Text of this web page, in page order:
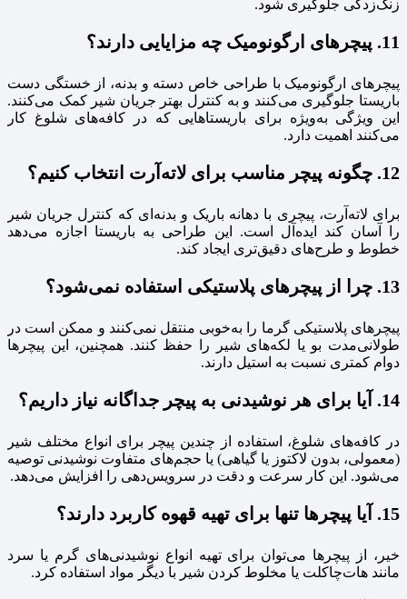
زنگ‌زدگی جلوگیری شود.
11. پیچرهای ارگونومیک چه مزایایی دارند؟
پیچرهای ارگونومیک با طراحی خاص دسته و بدنه، از خستگی دست
باریستا جلوگیری می‌کنند و به کنترل بهتر جریان شیر کمک می‌کنند.
این ویژگی به‌ویژه برای باریستاهایی که در کافه‌های شلوغ کار
می‌کنند اهمیت دارد.
12. چگونه پیچر مناسب برای لاته‌آرت انتخاب کنیم؟
برای لاته‌آرت، پیچری با دهانه باریک و بدنه‌ای که کنترل جریان شیر
را آسان کند ایده‌آل است. این طراحی به باریستا اجازه می‌دهد
خطوط و طرح‌های دقیق‌تری ایجاد کند.
13. چرا از پیچرهای پلاستیکی استفاده نمی‌شود؟
پیچرهای پلاستیکی گرما را به‌خوبی منتقل نمی‌کنند و ممکن است در
طولانی‌مدت بو یا لکه‌های شیر را حفظ کنند. همچنین، این پیچرها
دوام کمتری نسبت به استیل دارند.
14. آیا برای هر نوشیدنی به پیچر جداگانه نیاز داریم؟
در کافه‌های شلوغ، استفاده از چندین پیچر برای انواع مختلف شیر
(معمولی، بدون لاکتوز یا گیاهی) یا حجم‌های متفاوت نوشیدنی توصیه
می‌شود. این کار سرعت و دقت در سرویس‌دهی را افزایش می‌دهد.
15. آیا پیچرها تنها برای تهیه قهوه کاربرد دارند؟
خیر، از پیچرها می‌توان برای تهیه انواع نوشیدنی‌های گرم یا سرد
مانند هات‌چاکلت یا مخلوط کردن شیر با دیگر مواد استفاده کرد.